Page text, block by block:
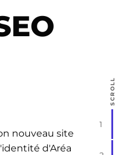
SCROLL
1
nouveau site
d'Aréa